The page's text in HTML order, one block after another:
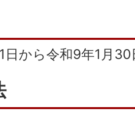
日から令和9年1月